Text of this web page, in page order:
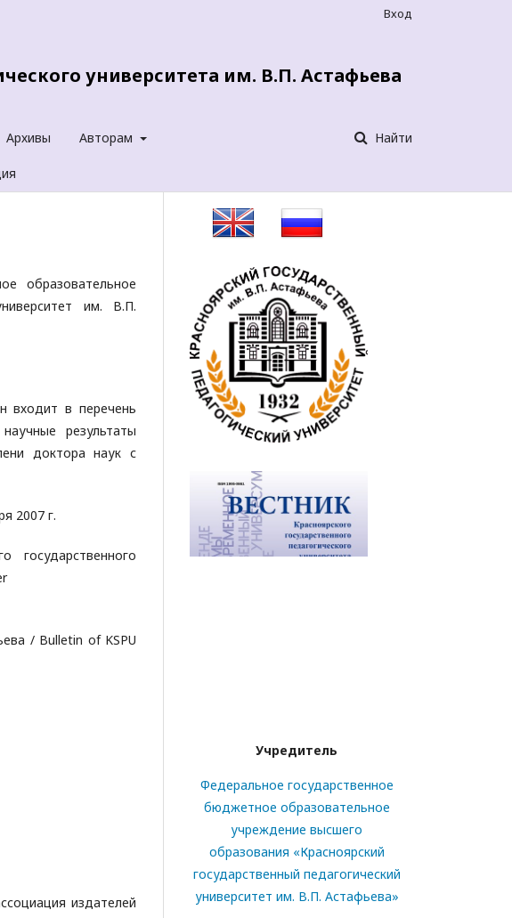
университета им. В.П. Астафьева
Архивы Авторам Найти
Вход
образовательное
им. В.П.
входит в перечень
результаты
доктора наук с
2007 г.
государственного
/ Bulletin of KSPU
издателей
Учредитель
Федеральное государственное
бюджетное образовательное
учреждение высшего
образования «Красноярский
государственный педагогический
университет им. В.П. Астафьева»